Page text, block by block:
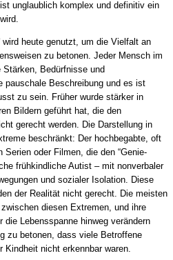
unglaublich komplex und definitiv ein
wird heute genutzt, um die Vielfalt an
zu betonen. Jeder Mensch im
Bedürfnisse und
pauschale Beschreibung und es ist
zu sein. Früher wurde stärker in
Bildern geführt hat, die den
gerecht werden. Die Darstellung in
beschränkt: Der hochbegabte, oft
oder Filmen, die den “Genie-
frühkindliche Autist – mit nonverbaler
und sozialer Isolation. Diese
der Realität nicht gerecht. Die meisten
diesen Extremen, und ihre
die Lebensspanne hinweg verändern
zu betonen, dass viele Betroffene
Kindheit nicht erkennbar waren.